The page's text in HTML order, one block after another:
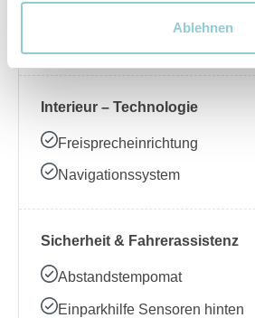
Ablehnen
Beheizbares Lenkrad
Interieur – Technologie
Freisprecheinrichtung
Navigationssystem
Sicherheit & Fahrerassistenz
Abstandstempomat
Einparkhilfe Sensoren hinten